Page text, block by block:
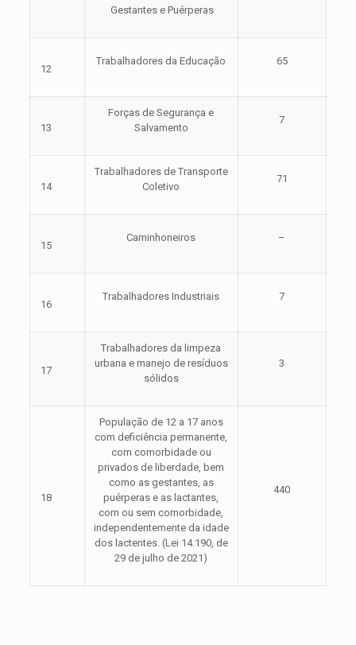
Gestantes e Puérperas
12
Trabalhadores da Educação 65
13
Forças de Segurança e
Salvamento
7
14
Trabalhadores de Transporte
Coletivo
71
15
Caminhoneiros –
16
Trabalhadores Industriais 7
17
Trabalhadores da limpeza
urbana e manejo de resíduos
sólidos
3
18
População de 12 a 17 anos
com deficiência permanente,
com comorbidade ou
privados de liberdade, bem
como as gestantes, as
puérperas e as lactantes,
com ou sem comorbidade,
independentemente da idade
dos lactentes. (Lei 14.190, de
29 de julho de 2021)
440